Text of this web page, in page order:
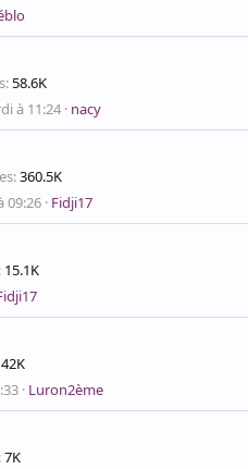
58.6K
à 11:24 nacy
360.5K
09:26 Fidji17
15.1K
42K
Luron2ème
7K